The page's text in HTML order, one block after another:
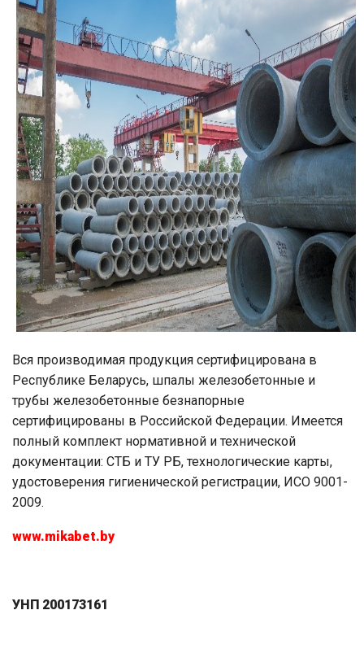
Вся производимая продукция сертифицирована в
Республике Беларусь, шпалы железобетонные и
трубы железобетонные безнапорные
сертифицированы в Российской Федерации. Имеется
полный комплект нормативной и технической
документации: СТБ и ТУ РБ, технологические карты,
удостоверения гигиенической регистрации, ИСО 9001-
2009.
www.mikabet.by
УНП 200173161